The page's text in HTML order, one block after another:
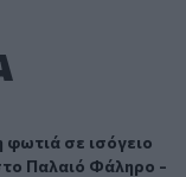
στο
φωτιά σε ισόγειο
φωτιά σε ισόγειο
Παλαιό Φάληρο -